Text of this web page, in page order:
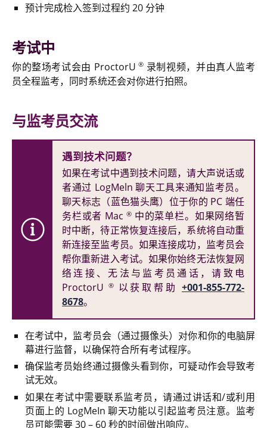
预计完成检入签到过程约 20 分钟
考试中
你的整场考试会由 ProctorU® 录制视频，并由真人监考
员全程监考，同时系统还会对你进行拍照。
与监考员交流
遇到技术问题？
如果在考试中遇到技术问题，请大声说话或
者通过 LogMeln 聊天工具来通知监考员。
聊天标志（蓝色猫头鹰）位于你的 PC 端任
务栏或者 Mac ®中的菜单栏。如果网络暂
时中断，待正常恢复连接后，系统将自动重
新连接至监考员。如果连接成功，监考员会
帮你重新进入考试。如果你始终无法恢复网
络连接、无法与监考员通话，请致电
ProctorU ®以获取帮助 +001-855-772-
8678。
在考试中，监考员会（通过摄像头）对你和你的电脑屏
幕进行监督，以确保符合所有考试程序。
确保监考员始终通过摄像头看到你，可疑动作会导致考
试无效。
如果在考试中需要联系监考员，请通过讲话和/或利用
页面上的 LogMeIn 聊天功能以引起监考员注意。监考
员可能需要 30 – 60 秒的时间做出响应。